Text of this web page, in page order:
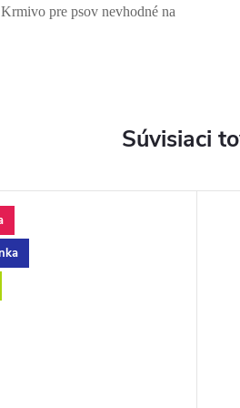
pre psov nevhodné na
Súvisiaci